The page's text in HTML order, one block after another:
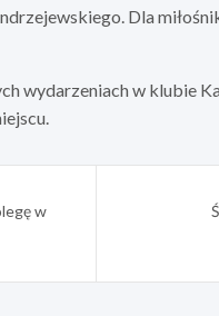
Dla
wydarzeniach w klubie
w